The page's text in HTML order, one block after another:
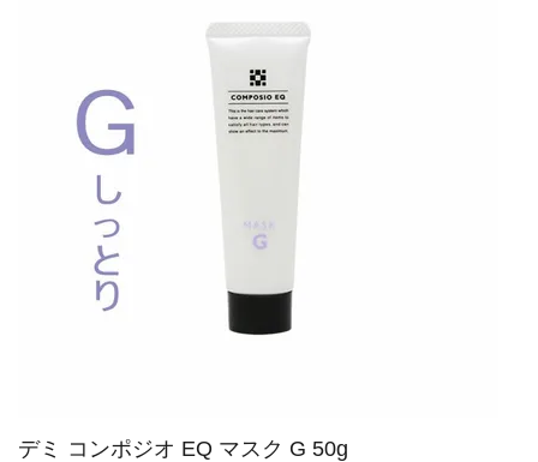
デミ コンポジオ EQ マスク G 50g